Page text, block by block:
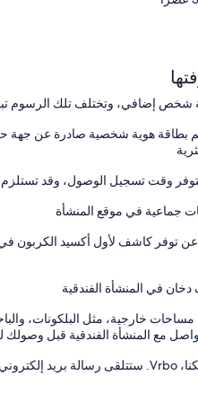
You’re perfectly positioned to
and Memorial Park, or
شخص إضافي، وتختلف تلك الرسوم
بطاقة هوية شخصية صادرة عن جهة
وقت تسجيل الوصول، وقد
جماعية في موقع المنشأة
توفر كاشف لأول أكسيد الكربون
في المنشأة الفندقية
مساحات خارجية، مثل البلكونات،
مع المنشأة الفندقية قبل وصولك